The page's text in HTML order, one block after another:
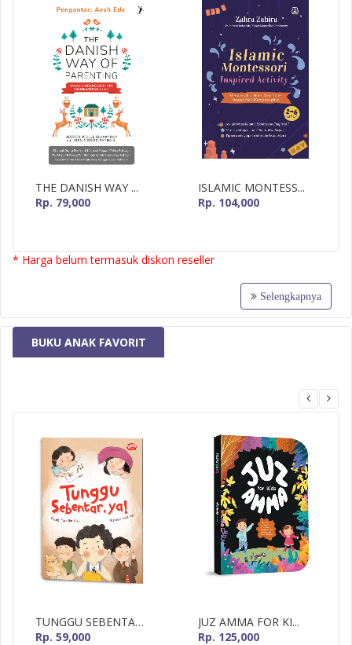
THE DANISH WAY ...
Rp. 79,000
ISLAMIC MONTESS...
Rp. 104,000
* Harga belum termasuk diskon reseller
Selengkapnya
BUKU ANAK FAVORIT
TUNGGU SEBENTAR...
Rp. 59,000
JUZ AMMA FOR KI...
Rp. 125,000